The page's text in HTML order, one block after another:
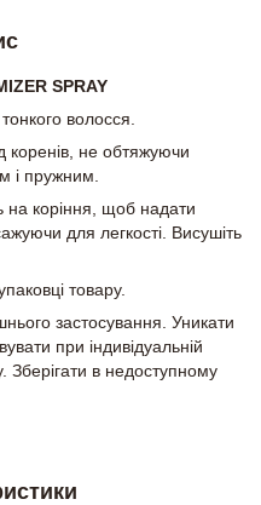
SPRAY
волосся.
коренів, не обтяжуючи
і пружним.
на коріння, щоб надати
для легкості. Висушіть
товару.
застосування. Уникати
при індивідуальній
Зберігати в недоступному